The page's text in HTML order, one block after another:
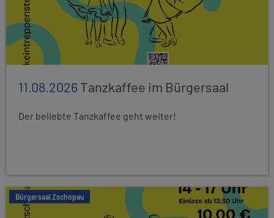
11.08.2026Tanzkaffee im Bürgersaal
Der beliebte Tanzkaffee geht weiter!
Bürgersaal Zschopau